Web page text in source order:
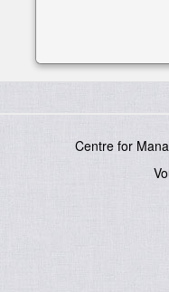
Centre for